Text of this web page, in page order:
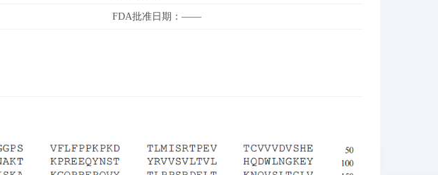
FDA批准日期：——